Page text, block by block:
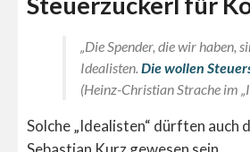
„Die Spender, die wir haben,
Idealisten. Die wollen
(Heinz-Christian Strache im
Solche „Idealisten“ dürften auch